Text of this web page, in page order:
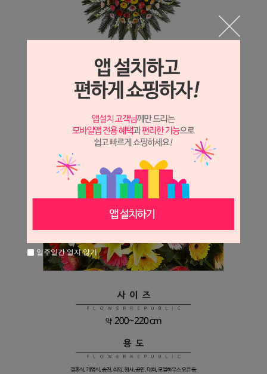
일주일간 열지 않기